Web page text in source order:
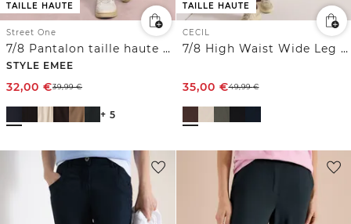
TAILLE HAUTE
Street One
7/8 Pantalon taille haute wide leg coupe décontractée
STYLE EMEE
32,00 €39,99€
+ 5
TAILLE HAUTE
CECIL
7/8 High Waist Wide Leg Pantalon Loose Fit
35,00 €49,99€